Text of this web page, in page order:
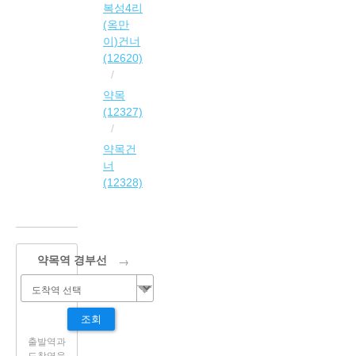
복성4리
(옥만
이)건너
(12620)
약목
(12327)
약목건
너
(12328)
약목역 경부선 →
조회
출발역과